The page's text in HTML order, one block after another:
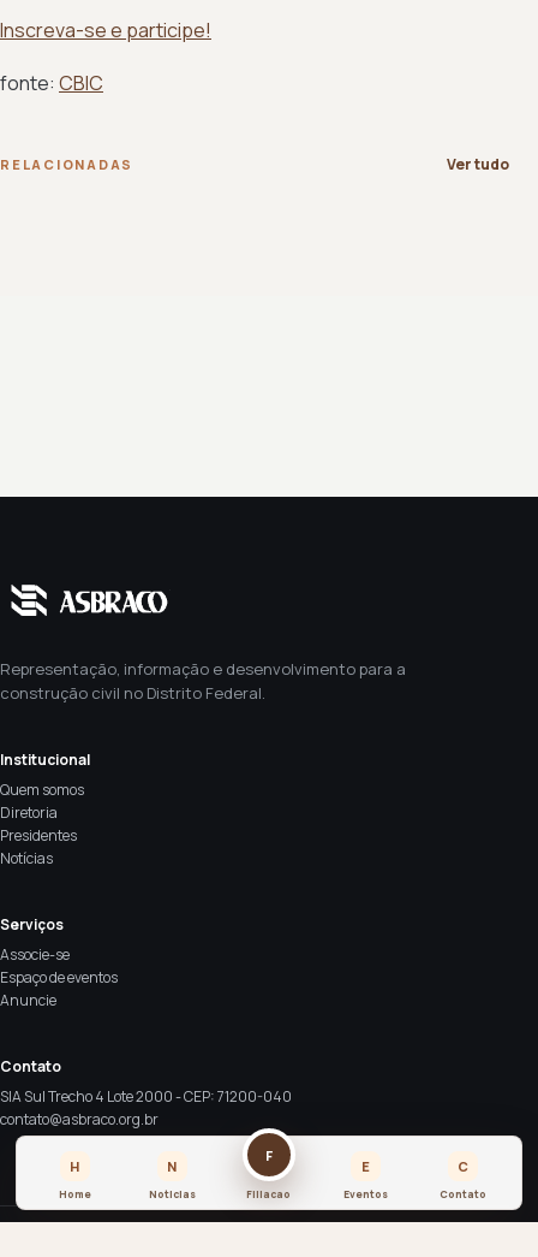
Inscreva-se e participe!
fonte: CBIC
RELACIONADAS Ver tudo
Representação, informação e desenvolvimento para a
construção civil no Distrito Federal.
Institucional
Quem somos
Diretoria
Presidentes
Notícias
Serviços
Associe-se
Espaço de eventos
Anuncie
Contato
SIA Sul Trecho 4 Lote 2000 - CEP: 71200-040
contato@asbraco.org.br
H
Home
N
Noticias
F
Filiacao
E
Eventos
C
Contato